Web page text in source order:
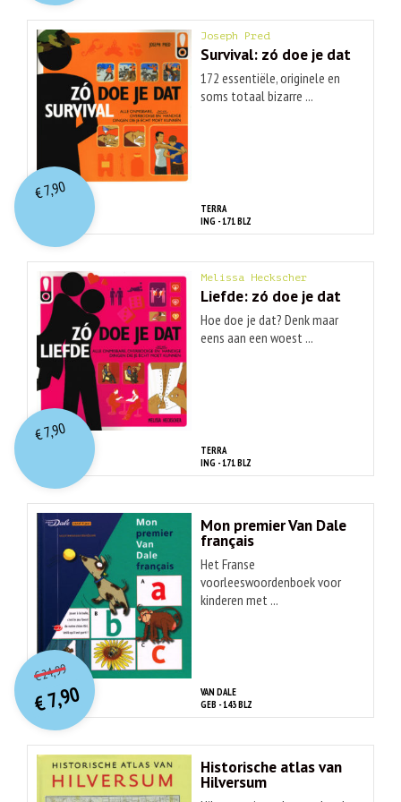
Joseph Pred
Survival: zó doe je dat
172 essentiële, originele en
soms totaal bizarre ...
TERRA
ING - 171 BLZ
€7,90
Melissa Heckscher
Liefde: zó doe je dat
Hoe doe je dat? Denk maar
eens aan een woest ...
TERRA
ING - 171 BLZ
€7,90
Mon premier Van Dale
français
Het Franse
voorleeswoordenboek voor
kinderen met ...
VAN DALE
GEB - 143 BLZ
€24,99O
orspr
onkelijke
prijs
was:
€ 24,99.
€7,90
Huidige
prijs
is:
€ 7,90.
Historische atlas van
Hilversum